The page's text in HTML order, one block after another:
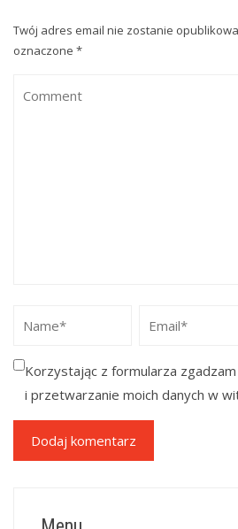
Twój adres email nie zostanie
oznaczone *
Korzystając z formularza
i przetwarzanie moich danych w